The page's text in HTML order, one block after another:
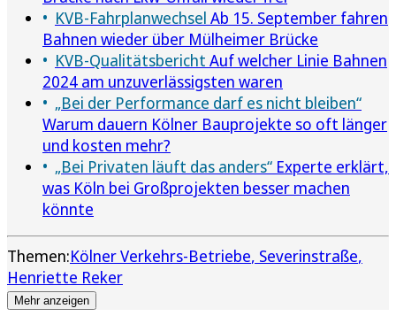
KVB-Fahrplanwechsel Ab 15. September fahren
Bahnen wieder über Mülheimer Brücke
KVB-Qualitätsbericht Auf welcher Linie Bahnen
2024 am unzuverlässigsten waren
„Bei der Performance darf es nicht bleiben“
Warum dauern Kölner Bauprojekte so oft länger
und kosten mehr?
„Bei Privaten läuft das anders“ Experte erklärt,
was Köln bei Großprojekten besser machen
könnte
Themen:Kölner Verkehrs-Betriebe Severinstraße
Henriette Reker
Mehr anzeigen